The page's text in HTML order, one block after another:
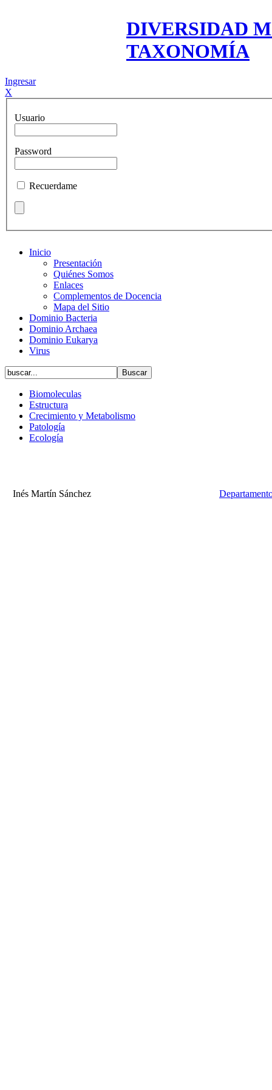
DIVERSIDAD
TAXONOMÍA
Ingresar
X
Usuario
Password
Recuerdame
Inicio
Presentación
Quiénes Somos
Enlaces
Complementos de Docencia
Mapa del Sitio
Dominio Bacteria
Dominio Archaea
Dominio Eukarya
Virus
Biomoleculas
Estructura
Crecimiento y Metabolismo
Patología
Ecología
Inés Martín Sánchez